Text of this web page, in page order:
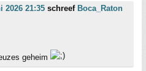
2026 21:35 schreef Boca_Raton
geheim